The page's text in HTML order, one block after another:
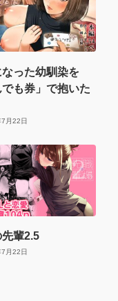
なった幼馴染を
でも券」で抱いた
月22日
輩2.5
月22日